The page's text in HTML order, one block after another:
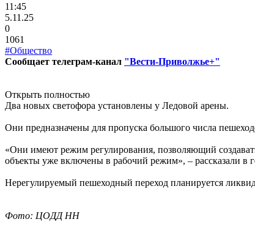
11:45
5.11.25
0
1061
#Общество
Сообщает телеграм-канал "Вести-Приволжье+"
Открыть полностью
Два новых светофора установлены у Ледовой арены.
Они предназначены для пропуска большого числа
«Они имеют режим регулирования, позволяющий
объекты уже включены в рабочий режим», – рассказали в
Нерегулируемый пешеходный переход планируется
Фото: ЦОДД НН